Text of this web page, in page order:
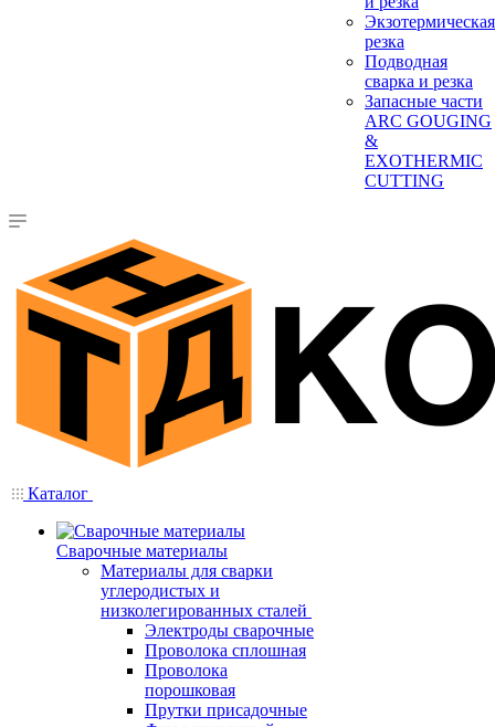
Экзотермическая
резка
Подводная
сварка и резка
Запасные части
ARC GOUGING
&
EXOTHERMIC
CUTTING
Каталог
Сварочные материалы
Материалы для сварки
углеродистых и
низколегированных сталей
Электроды сварочные
Проволока сплошная
Проволока
порошковая
Прутки присадочные